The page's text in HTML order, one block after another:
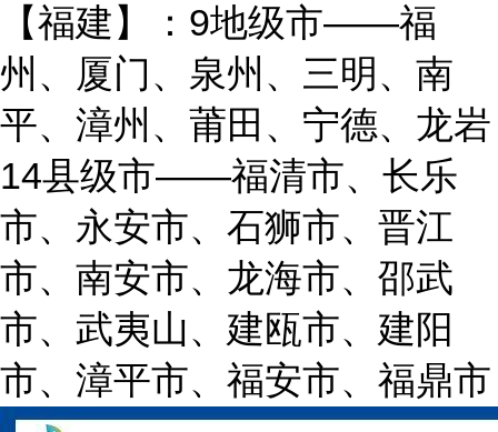
【福建】：9地级市——福
州、厦门、泉州、三明、南
平、漳州、莆田、宁德、龙岩
14县级市——福清市、长乐
市、永安市、石狮市、晋江
市、南安市、龙海市、邵武
市、武夷山、建瓯市、建阳
市、漳平市、福安市、福鼎市